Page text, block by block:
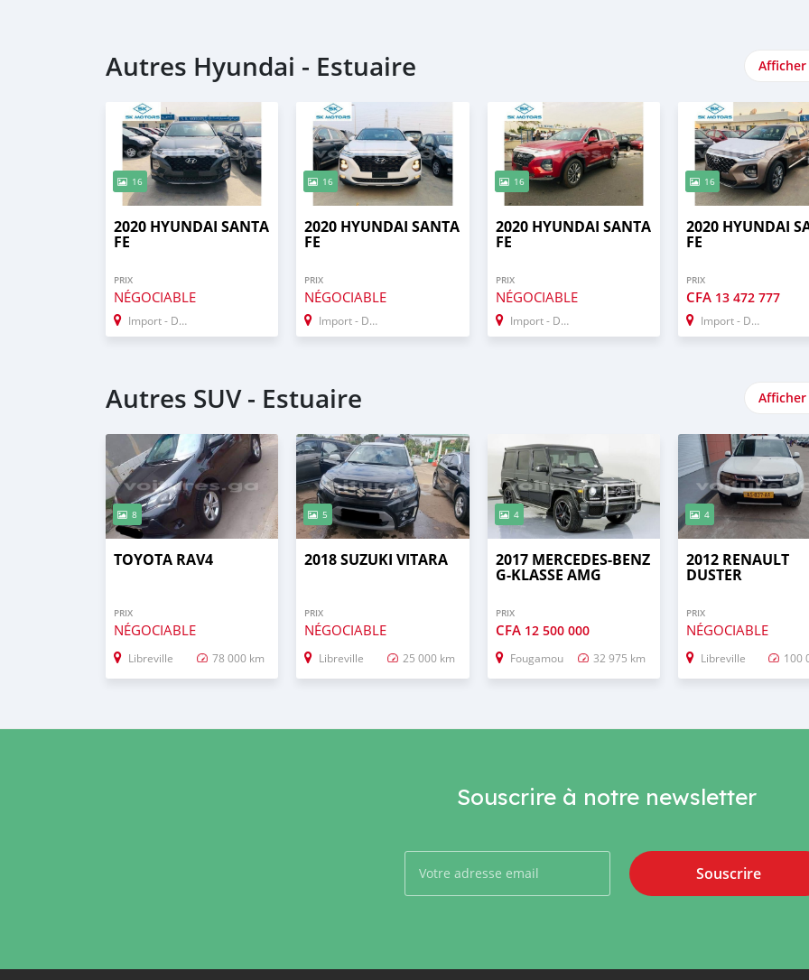
Autres Hyundai - Estuaire
16
2020 HYUNDAI SANTA
FE
PRIX
NÉGOCIABLE
Import - Dubai
16
2020 HYUNDAI SANTA
FE
PRIX
NÉGOCIABLE
Import - Dubai
16
2020 HYUNDAI SANTA
FE
PRIX
NÉGOCIABLE
Import - Dubai
16
2020 HYUNDAI
FE
PRIX
CFA 13 472 777
Import - Dubai
Autres SUV - Estuaire
8
TOYOTA RAV4
PRIX
NÉGOCIABLE
Libreville 78 000 km
5
2018 SUZUKI VITARA
PRIX
NÉGOCIABLE
Libreville 25 000 km
4
2017 MERCEDES-BENZ
G-KLASSE AMG
PRIX
CFA 12 500 000
Fougamou 32 975 km
4
2012 RENAULT
DUSTER
PRIX
NÉGOCIABLE
Libreville 100
Souscrire à notre newsletter
Souscrire